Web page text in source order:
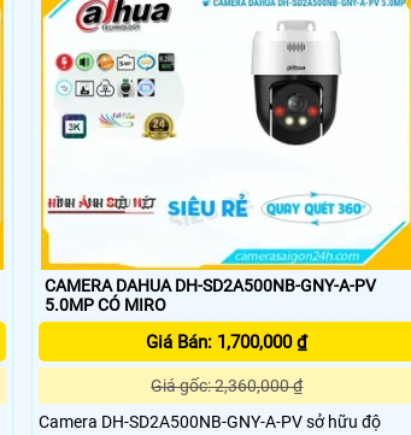
tối đa 1TB.Chuẩn bảo vệ IP67 và IK10,lớp phủ
CAMERA DAHUA DH-SD2A500NB-GNY-A-PV
5.0MP CÓ MIRO
Giá Bán: 1,700,000 ₫
Giá gốc: 2,360,000 ₫
Camera DH-SD2A500NB-GNY-A-PV sở hữu độ